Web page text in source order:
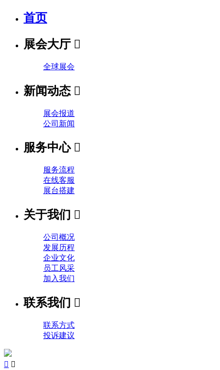
首页
展会大厅 
全球展会
新闻动态 
展会报道
公司新闻
服务中心 
服务流程
在线客服
展台搭建
关于我们 
公司概况
发展历程
企业文化
员工风采
加入我们
联系我们 
联系方式
投诉建议
 